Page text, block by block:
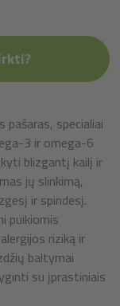
pašaras, specialiai
3 ir omega-6
blizgantį kailį ir
jų slinkimą,
ir spindesį.
puikiomis
riziką ir
baltymai
su įprastiniais